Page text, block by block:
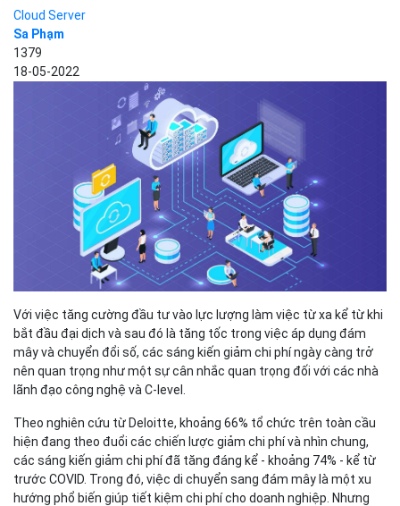
Cloud Server
Sa Phạm
1379
18-05-2022
Với việc tăng cường đầu tư vào lực lượng làm việc từ xa kể từ khi
bắt đầu đại dịch và sau đó là tăng tốc trong việc áp dụng đám
mây và chuyển đổi số, các sáng kiến giảm chi phí ngày càng trở
nên quan trọng như một sự cân nhắc quan trọng đối với các nhà
lãnh đạo công nghệ và C-level.
Theo nghiên cứu từ Deloitte, khoảng 66% tổ chức trên toàn cầu
hiện đang theo đuổi các chiến lược giảm chi phí và nhìn chung,
các sáng kiến giảm chi phí đã tăng đáng kể - khoảng 74% - kể từ
trước COVID. Trong đó, việc di chuyển sang đám mây là một xu
hướng phổ biến giúp tiết kiệm chi phí cho doanh nghiệp. Nhưng